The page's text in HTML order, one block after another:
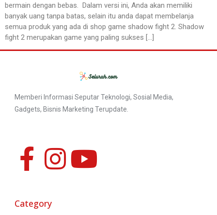
bermain dengan bebas. Dalam versi ini, Anda akan memiliki
banyak uang tanpa batas, selain itu anda dapat membelanja
semua produk yang ada di shop game shadow fight 2. Shadow
fight 2 merupakan game yang paling sukses […]
Memberi Informasi Seputar Teknologi, Sosial Media,
Gadgets, Bisnis Marketing Terupdate.
Category